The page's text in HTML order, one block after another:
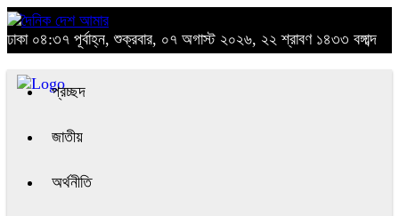
ঢাকা ০৪:৩৭ পূর্বাহ্ন, শুক্রবার, ০৭ অগাস্ট ২০২৬, ২২ শ্রাবণ ১৪৩৩ বঙ্গাব্দ
প্রচ্ছদ
জাতীয়
অর্থনীতি